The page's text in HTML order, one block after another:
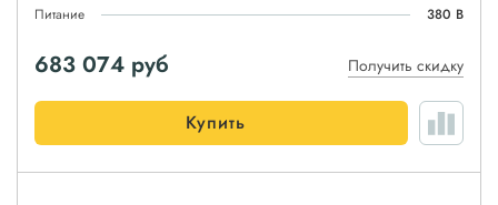
Питание
380 В
683 074 руб Получить скидку
Купить